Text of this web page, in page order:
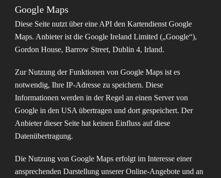
Google Maps
Diese Seite nutzt über eine API den Kartendienst Google
Maps. Anbieter ist die Google Ireland Limited („Google“),
Gordon House, Barrow Street, Dublin 4, Irland.
Zur Nutzung der Funktionen von Google Maps ist es
notwendig, Ihre IP-Adresse zu speichern. Diese
Informationen werden in der Regel an einen Server von
Google in den USA übertragen und dort gespeichert. Der
Anbieter dieser Seite hat keinen Einfluss auf diese
Datenübertragung.
Die Nutzung von Google Maps erfolgt im Interesse einer
ansprechenden Darstellung unserer Online-Angebote und an